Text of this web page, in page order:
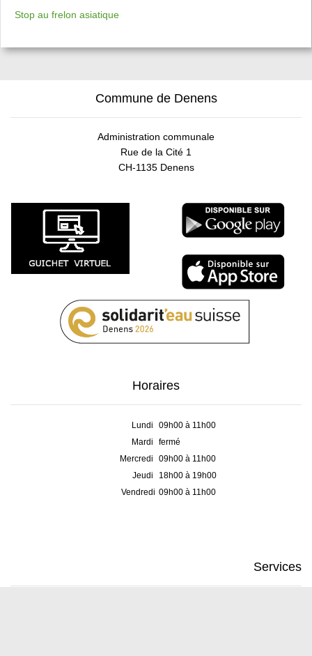
Stop au frelon asiatique
Commune de Denens
Administration communale
Rue de la Cité 1
CH-1135 Denens
Horaires
Lundi
09h00 à 11h00
Mardi
fermé
Mercredi
09h00 à 11h00
Jeudi
18h00 à 19h00
Vendredi 09h00 à 11h00
Services